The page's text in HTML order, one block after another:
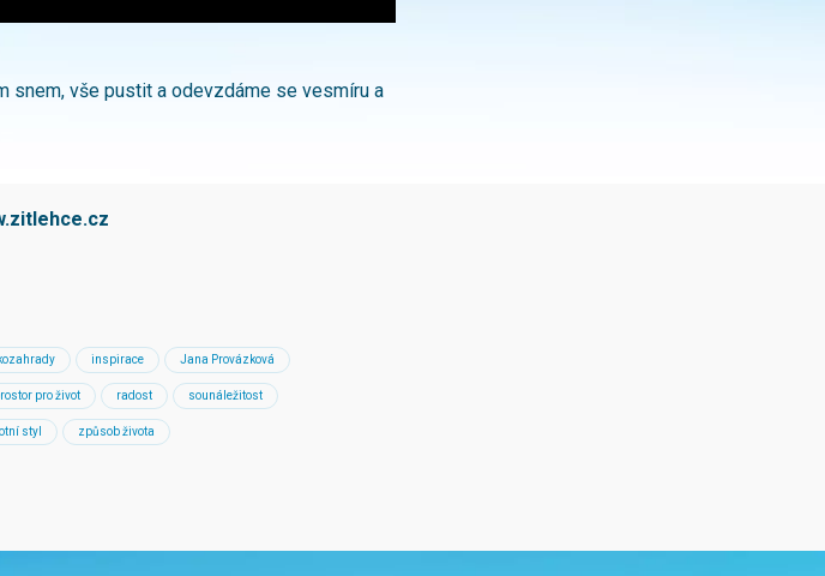
snem, vše pustit a odevzdáme se vesmíru a
inspirace Jana Provázková
pro život radost sounáležitost
styl způsob života